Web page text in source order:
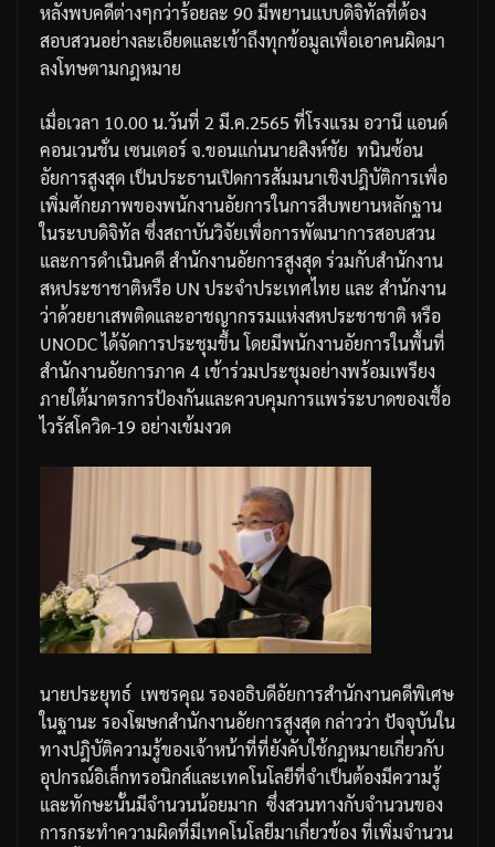
หลังพบคดีต่างๆกว่าร้อยละ 90มีพยานแบบดิจิทัลที่ต้อง
สอบสวนอย่างละเอียดและเข้าถึงทุกข้อมูลเพื่อเอาคนผิดมา
ลงโทษตามกฎหมาย
เมื่อเวลา 10.00น.วันที่ 2 มี.ค.2565 ที่โรงแรม อวานี แอนด์
คอนเวนชั่น เซนเตอร์ จ.ขอนแก่นนายสิงห์ชัย ทนินซ้อน
อัยการสูงสุด เป็นประธานเปิดการสัมมนาเชิงปฎิบัติการเพื่อ
เพิ่มศักยภาพของพนักงานอัยการในการสืบพยานหลักฐาน
ในระบบดิจิทัล ซึ่งสถาบันวิจัยเพื่อการพัฒนาการสอบสวน
และการดำเนินคดีสำนักงานอัยการสูงสุดร่วมกับสำนักงาน
สหประชาชาติหรือ UN ประจำประเทศไทย และ สำนักงาน
ว่าด้วยยาเสพติดและอาชญากรรมแห่งสหประชาชาติ หรือ
UNODCได้จัดการประชุมขึ้นโดยมีพนักงานอัยการในพื้นที่
สำนักงานอัยการภาค 4 เข้าร่วมประชุมอย่างพร้อมเพรียง
ภายใต้มาตรการป้องกันและควบคุมการแพร่ระบาดของเชื้อ
ไวรัสโควิด-19 อย่างเข้มงวด
นายประยุทธ์ เพชรคุณรองอธิบดีอัยการสำนักงานคดีพิเศษ
ในฐานะ รองโฆษกสำนักงานอัยการสูงสุดกล่าวว่า ปัจจุบันใน
ทางปฎิบัติความรู้ของเจ้าหน้าที่ที่ยังคับใช้กฎหมายเกี่ยวกับ
อุปกรณ์อิเล็กทรอนิกส์และเทคโนโลยีที่จำเป็นต้องมีความรู้
และทักษะนั้นมีจำนวนน้อยมาก ซึ่งสวนทางกับจำนวนของ
การกระทำความผิดที่มีเทคโนโลยีมาเกี่ยวข้อง ที่เพิ่มจำนวน